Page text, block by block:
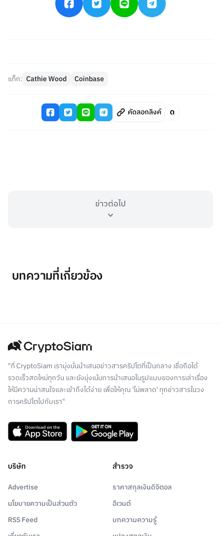
แท็ก: Cathie Wood Coinbase
คัดลอกลิงค์
ข่าวต่อไป
บทความที่เกี่ยวข้อง
"ที่ CryptoSiam เรามุ่งมั่นนำเสนอข่าวสารคริปโตที่เป็นกลาง เชื่อถือได้
รวดเร็วสดใหม่ทุกวัน และยังมุ่งเน้นการนำเสนอในรูปแบบของการเล่าเรื่อง
ให้มีความน่าสนใจและเข้าถึงได้ง่าย เพื่อให้คุณ 'ไม่พลาด' ทุกข่าวสารในวง
การคริปโตไปกับเรา"
บริษัท
Advertise
นโยบายความเป็นส่วนตัว
RSS Feed
สำรวจ
ราคาสกุลเงินดิจิตอล
อีเวนต์
บทความความรู้